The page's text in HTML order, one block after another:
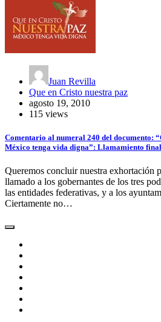
Juan Revilla
Que en Cristo nuestra paz
agosto 19, 2010
115 views
Comentario al numeral 240 del documento:
México tenga vida digna”: Llamamiento
Queremos concluir nuestra exhortación
llamado a los gobernantes de los tres
las entidades federativas, y a los
Ciertamente no…